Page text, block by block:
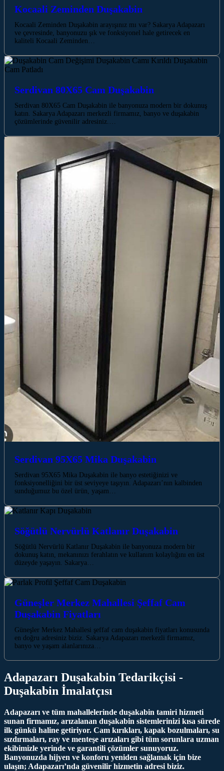
Kocaali Zeminden Duşakabin
Kocaali Zeminden Duşakabin arayışınız mı var? Sakarya Adapazarı
ve çevresinde, banyonuzu şık ve fonksiyonel hale getirecek en
kaliteli Kocaali Zeminden…
Serdivan 80X65 Cam Duşakabin
Serdivan 80X65 Cam Duşakabin ile banyonuza modern bir dokunuş
katın. Sakarya Adapazarı merkezli firmamız, banyo ve duşakabin
çözümlerinde güvenilir adresiniz.…
Serdivan 95X65 Mika Duşakabin
Serdivan 95X65 Mika Duşakabin ile banyo estetiğinizi ve
fonksiyonelliğini bir üst seviyeye taşıyın. Adapazarı’nın kalbinden
sunduğumuz bu özel ürün, yaşam…
Söğütlü Nervürlü Katlanır Duşakabin
Söğütlü Nervürlü Katlanır Duşakabin ile banyonuza modern bir
dokunuş katın, mekanınızı ferahlatın ve kullanım kolaylığını en üst
düzeyde yaşayın. Sakarya…
Güneşler Merkez Mahallesi Şeffaf Cam
Duşakabin Fiyatları
Güneşler Merkez Mahallesi şeffaf cam duşakabin fiyatları konusunda
en doğru adresiniz biziz. Sakarya Adapazarı merkezli firmamız,
banyo ve yaşam alanlarınıza…
Adapazarı Duşakabin Tedarikçisi -
Duşakabin İmalatçısı
Adapazarı ve tüm mahallelerinde duşakabin tamiri hizmeti
sunan firmamız, arızalanan duşakabin sistemlerinizi kısa sürede
ilk günkü haline getiriyor. Cam kırıkları, kapak bozulmaları, su
sızdırmaları, ray ve menteşe arızaları gibi tüm sorunlara uzman
ekibimizle yerinde ve garantili çözümler sunuyoruz.
Banyonuzda hijyen ve konforu yeniden sağlamak için bize
ulaşın; Adapazarı’nda güvenilir hizmetin adresi biziz.